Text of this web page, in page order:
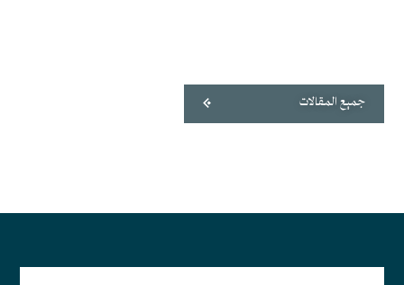
جميع المقالات